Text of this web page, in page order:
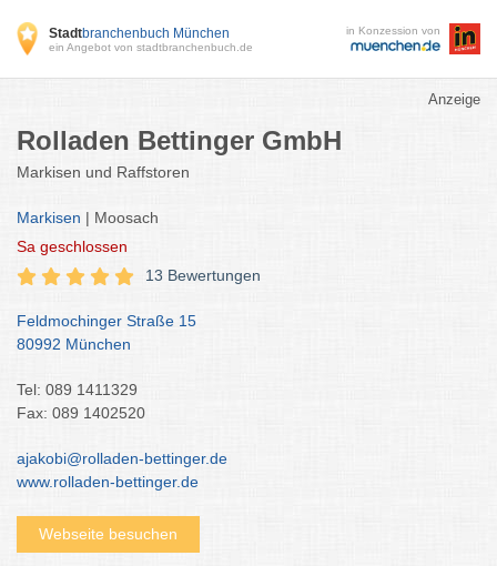
Stadtbranchenbuch München
ein Angebot von stadtbranchenbuch.de
in Konzession von
Anzeige
Rolladen Bettinger GmbH
Markisen und Raffstoren
Markisen | Moosach
Sa geschlossen
13 Bewertungen
Feldmochinger Straße 15
80992 München
Tel: 089 1411329
Fax: 089 1402520
ajakobi@rolladen-bettinger.de
www.rolladen-bettinger.de
Webseite besuchen